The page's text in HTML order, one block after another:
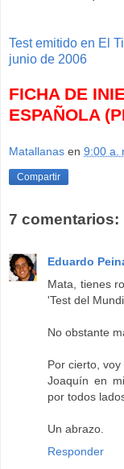
Test emitido en El
junio de 2006
FICHA DE
ESPAÑOLA
Matallanas en 9:00 a.
Compartir
7 comentarios:
Eduardo
Mata, tienes
'Test del
No obstante
Por cierto,
Joaquín en
por todos
Un abrazo.
Responder